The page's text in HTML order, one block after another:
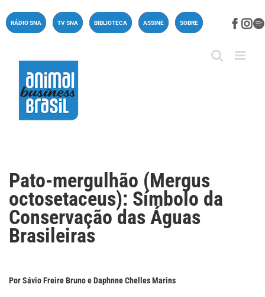
paraRÁDIO SNA TV SNA BIBLIOTECA ASSINE SOBRE
Pato-mergulhão (Mergus
octosetaceus): Símbolo da
Conservação das Águas
Brasileiras
Por Sávio Freire Bruno e Daphnne Chelles Marins